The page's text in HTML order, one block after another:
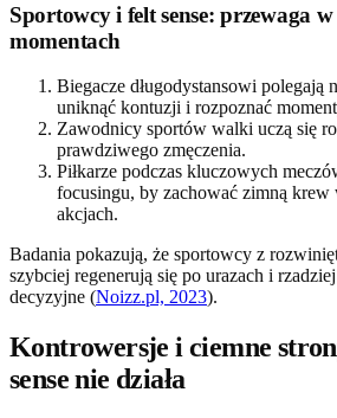
Sportowcy i felt sense: przewaga
momentach
Biegacze długodystansowi polegają
uniknąć kontuzji i rozpoznać
Zawodnicy sportów walki uczą się
prawdziwego zmęczenia.
Piłkarze podczas kluczowych
focusingu, by zachować zimną krew
akcjach.
Badania pokazują, że sportowcy z
szybciej regenerują się po urazach i rzadziej
decyzyjne (Noizz.pl, 2023).
Kontrowersje i ciemne
sense nie działa